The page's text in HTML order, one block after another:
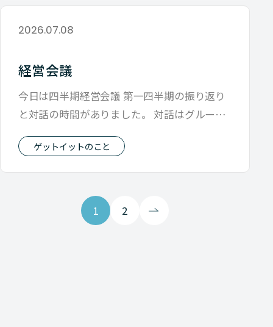
2026.07.08
経営会議
今日は四半期経営会議 第一四半期の振り返り
と対話の時間がありました。 対話はグループ
ゲットイットのこと
1 2